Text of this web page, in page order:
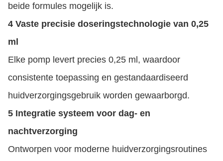
beide formules mogelijk is.
4 Vaste precisie doseringstechnologie van 0,25
ml
Elke pomp levert precies 0,25 ml, waardoor
consistente toepassing en gestandaardiseerd
huidverzorgingsgebruik worden gewaarborgd.
5 Integratie systeem voor dag- en
nachtverzorging
Ontworpen voor moderne huidverzorgingsroutines